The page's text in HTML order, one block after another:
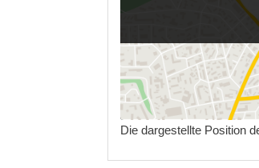
Die dargestellte Position